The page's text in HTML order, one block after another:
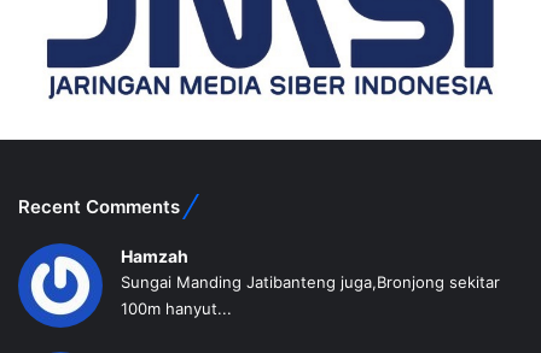
Recent Comments
Hamzah
Sungai Manding Jatibanteng juga,Bronjong sekitar
100m hanyut...